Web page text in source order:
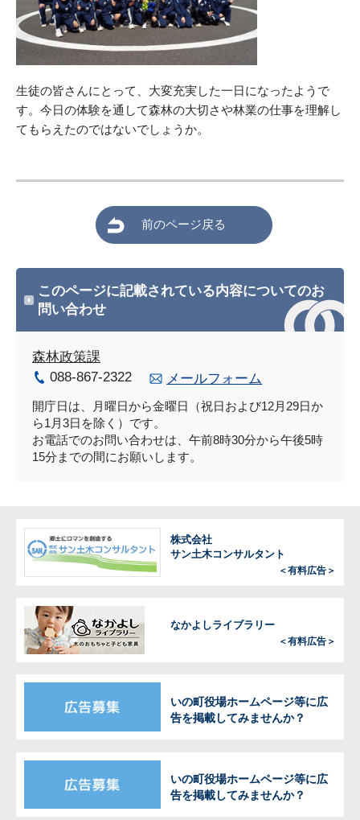
生徒の皆さんにとって、大変充実した一日になったようで
す。今日の体験を通して森林の大切さや林業の仕事を理解し
てもらえたのではないでしょうか。
前のページ戻る
このページに記載されている内容についてのお
問い合わせ
森林政策課
088-867-2322
メールフォーム
開庁日は、月曜日から金曜日（祝日および12月29日か
ら1月3日を除く）です。
お電話でのお問い合わせは、午前8時30分から午後5時
15分までの間にお願いします。
株式会社
サン土木コンサルタント
＜有料広告＞
なかよしライブラリー
＜有料広告＞
いの町役場ホームページ等に広
告を掲載してみませんか？
いの町役場ホームページ等に広
告を掲載してみませんか？